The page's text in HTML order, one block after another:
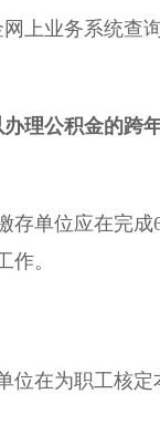
业务系统查询
理公积金的跨
单位应在完成
。
在为职工核定